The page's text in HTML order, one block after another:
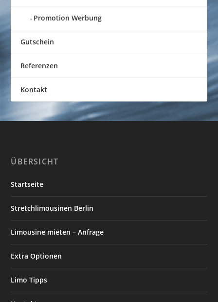
Promotion Werbung
Gutschein
Referenzen
Kontakt
ÜBERSICHT
Startseite
Stretchlimousinen Berlin
Limousine mieten – Anfrage
Extra Optionen
Limo Tipps